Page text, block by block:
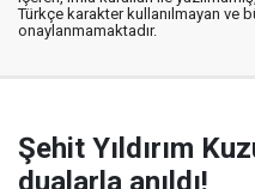
Türkçe karakter kullanılmayan ve
onaylanmamaktadır.
Şehit Yıldırım
dualarla anıldı!